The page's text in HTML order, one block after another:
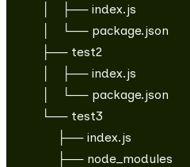
    │   ├── index.js
    │   └── package.json
    ├── test2
    │   ├── index.js
    │   └── package.json
    └── test3
        ├── index.js
        ├── node_modules